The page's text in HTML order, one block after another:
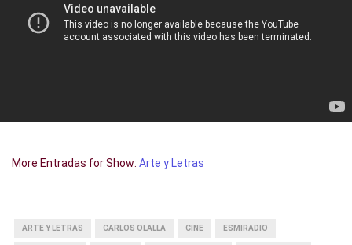
More Entradas for Show: Arte y Letras
ARTE Y LETRAS CARLOS OLALLA CINE ESMIRADIO